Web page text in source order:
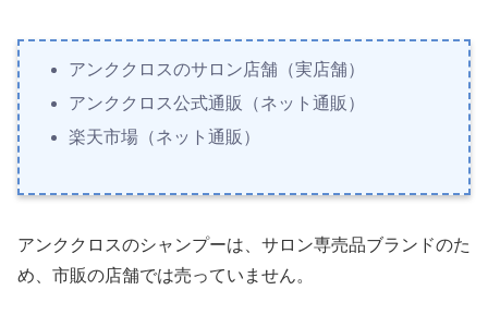
アンククロスのサロン店舗（実店舗）
アンククロス公式通販（ネット通販）
楽天市場（ネット通販）
アンククロスのシャンプーは、サロン専売品ブランドのた
め、市販の店舗では売っていません。